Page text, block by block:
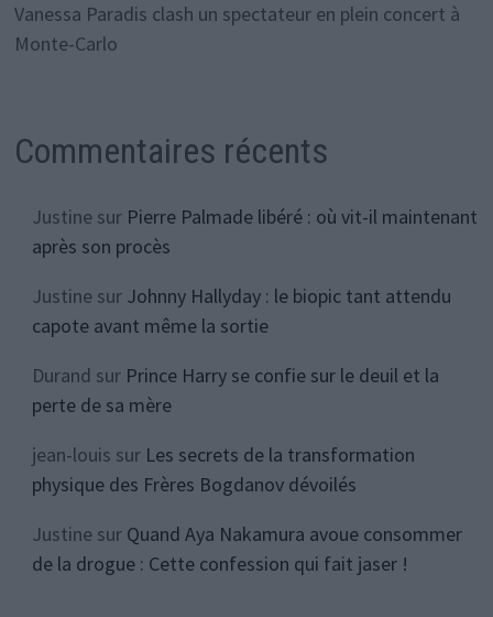
Vanessa Paradis clash un spectateur en plein concert à
Monte-Carlo
Commentaires récents
Justinesur Pierre Palmade libéré : où vit-il maintenant
après son procès
Justinesur Johnny Hallyday : le biopic tant attendu
capote avant même la sortie
Durand sur Prince Harry se confie sur le deuil et la
perte de sa mère
jean-louis sur Les secrets de la transformation
physique des Frères Bogdanov dévoilés
Justinesur Quand Aya Nakamura avoue consommer
de la drogue : Cette confession qui fait jaser !